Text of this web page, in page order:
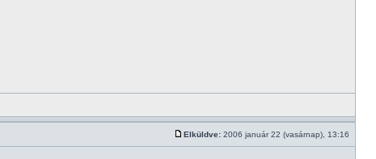
Elküldve: 2006 január 22 (vasárnap), 13:16